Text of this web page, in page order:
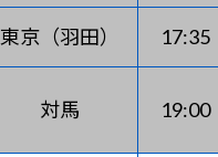
東京（羽田） 17:35
対馬 19:00